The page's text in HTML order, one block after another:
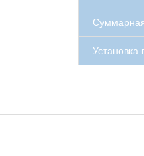
Установка